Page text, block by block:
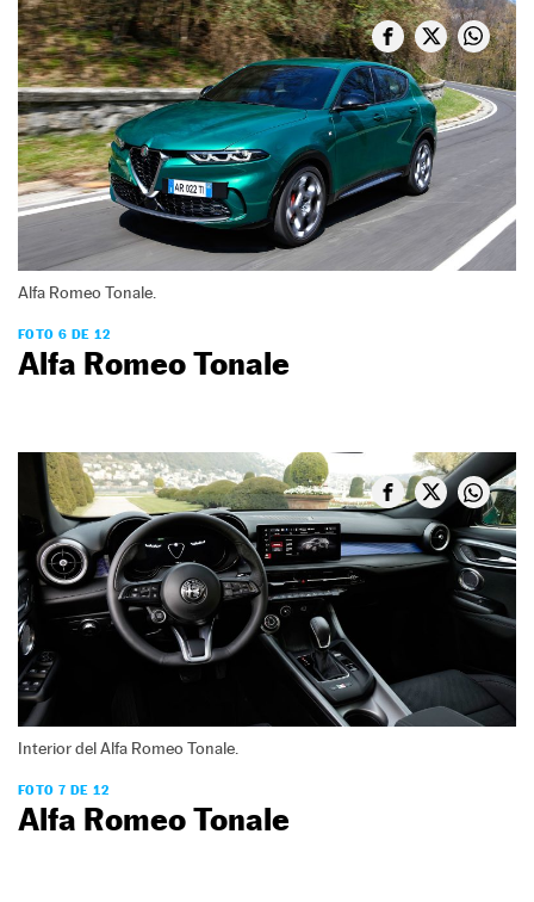
Alfa Romeo Tonale.
FOTO 6 DE 12
Alfa Romeo Tonale
Interior del Alfa Romeo Tonale.
FOTO 7 DE 12
Alfa Romeo Tonale